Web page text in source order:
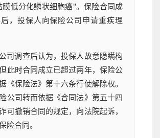
膜低分化鳞状细胞癌"。保险合同成
，投保人向保险公司申请重疾理
司调查后认为，投保人故意隐瞒构
此时合同成立已超过两年，保险公
《保险法》第十六条行使解除权。
公司转而依据《合同法》第五十四
可撤销合同的规定，向法院起诉，
险合同。